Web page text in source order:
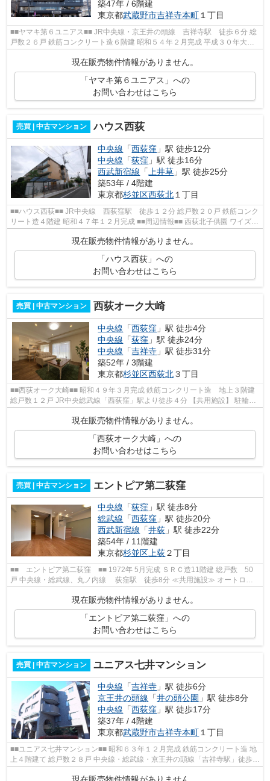
築47年 / 6階建
東京都武蔵野市吉祥寺本町 １丁目
■■ヤマキ第６ユニアス■■ JR中央線・京王井の頭線 吉祥寺駅 徒歩６分 総
戸数２６戸 鉄筋コンクリート造６階建 昭和５４年２月完成 平成３０年大規
模修繕工事済 住環境良好！公園・...
現在販売物件情報がありません。
「ヤマキ第６ユニアス」への
お問い合わせはこちら
売買 | 中古マンション ハウス西荻
中央線 「西荻窪 」駅 徒歩12分
中央線 「荻窪 」駅 徒歩16分
西武新宿線 「 上井草 」駅 徒歩25分
築53年 / 4階建
東京都杉並区西荻北 １丁目
■■ハウス西荻■■ JR中央線 西荻窪駅 徒歩１２分 総戸数２０戸 鉄筋コンク
リート造４階建 昭和４７年１２月完成 ■■周辺情報■■ 西荻北子供園 ワイズマ
ート西荻窪店 ミニコープ西荻...
現在販売物件情報がありません。
「ハウス西荻」への
お問い合わせはこちら
売買 | 中古マンション 西荻オーク大崎
中央線 「西荻窪 」駅 徒歩4分
中央線 「荻窪 」駅 徒歩24分
中央線 「吉祥寺 」駅 徒歩31分
築52年 / 3階建
東京都杉並区西荻北３丁目
■■西荻オーク大崎■■ 昭和４９年３月完成 鉄筋コンクリート造 地上３階建
総戸数１２戸 JR中央総武線「西荻窪」駅より徒歩４分 【共用施設】 駐輪場
現在販売物件情報がありません。
「西荻オーク大崎」への
お問い合わせはこちら
売買 | 中古マンション エントピア第二荻窪
中央線 「荻窪 」駅 徒歩8分
総武線 「西荻窪 」駅 徒歩20分
西武新宿線 「井荻 」駅 徒歩22分
築54年 / 11階建
東京都杉並区上荻２丁目
■■ エントピア第二荻窪 ■■ 1972年 5月完成 ＳＲＣ造11階建 総戸数 50
戸 中央線・総武線、丸ノ内線 荻窪駅 徒歩8分 ≪共用施設≫ オートロッ
現在販売物件情報がありません。
「エントピア第二荻窪」への
お問い合わせはこちら
売買 | 中古マンション ユニアス七井マンション
中央線 「吉祥寺 」駅 徒歩6分
京王井の頭線 「井の頭公園 」駅 徒歩8分
中央線 「西荻窪 」駅 徒歩17分
築37年 / 4階建
東京都武蔵野市吉祥寺本町１丁目
■■ユニアス七井マンション■■ 昭和６３年１２月完成 鉄筋コンクリート造 地
上４階建て 総戸数２８戸 中央線・総武線・京王井の頭線「吉祥寺駅」徒歩６
分
現在販売物件情報がありません。